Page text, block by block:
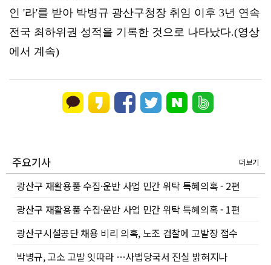
인 '라'를 받아 박병규 광산구청장 취임 이후 3년 연속
전국 최하위권 성적을 기록한 것으로 나타났다.(영상
에서 계속)
주요기사 더보기
광산구 재활용품 수집·운반 사업 민간 위탁 특혜의혹 - 2편
광산구 재활용품 수집·운반 사업 민간 위탁 특혜의혹 - 1편
광산구시설공단 채용 비리 의혹, 노조 검찰에 고발장 접수
박병규, 고소 고발 잇따라 …사법당국서 진실 밝혀지나